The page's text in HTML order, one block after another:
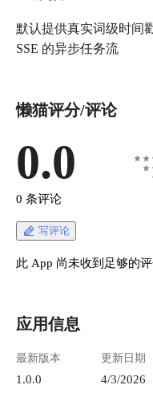
默认提供真实词级时间
SSE 的异步任务流
懒猫评分/评论
0.0
0 条评论
写评论
此 App 尚未收到足够的
应用信息
最新版本
1.0.0
更新日期
4/3/2026